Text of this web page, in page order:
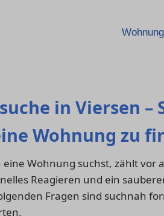
Wohnung
in Viersen –
Wohnung zu
Wohnung suchst, zählt vor
Reagieren und ein
Fragen sind suchnah